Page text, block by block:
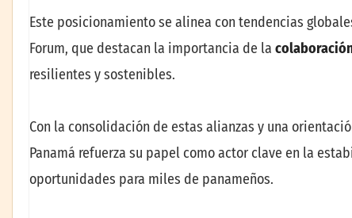
Este posicionamiento se alinea con tendencias
Forum, que destacan la importancia de la
resilientes y sostenibles.
Con la consolidación de estas alianzas y una
Panamá refuerza su papel como actor clave en la
oportunidades para miles de panameños.